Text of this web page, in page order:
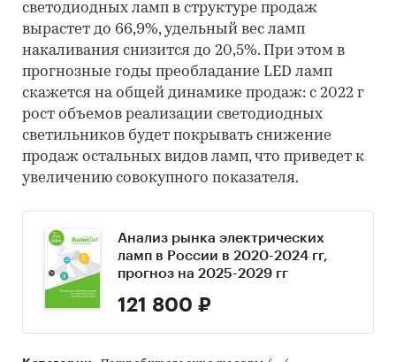
светодиодных ламп в структуре продаж
вырастет до 66,9%, удельный вес ламп
накаливания снизится до 20,5%. При этом в
прогнозные годы преобладание LED ламп
скажется на общей динамике продаж: с 2022 г
рост объемов реализации светодиодных
светильников будет покрывать снижение
продаж остальных видов ламп, что приведет к
увеличению совокупного показателя.
Анализ рынка электрических
ламп в России в 2020-2024 гг,
прогноз на 2025-2029 гг
121 800 ₽